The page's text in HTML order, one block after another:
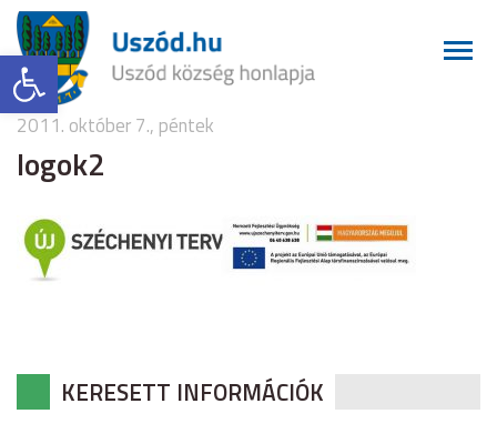
Eszköztár megnyitása
2011. október 7., péntek
logok2
KERESETT INFORMÁCIÓK